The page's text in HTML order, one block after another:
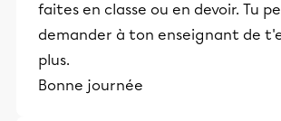
faites en classe ou en devoir. Tu
demander à ton enseignant de
plus.
Bonne journée